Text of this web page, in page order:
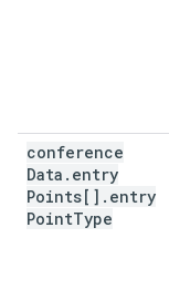
conference
Data . entry
Points[] . entry
PointType